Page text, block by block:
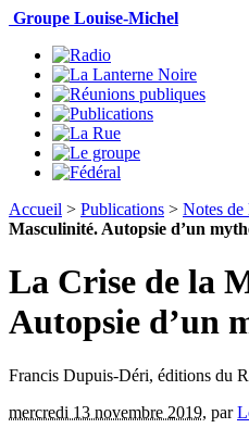
Groupe Louise-Michel
Accueil > Publications > Notes de
Masculinité. Autopsie d’un
La Crise de la
Autopsie d’un
Francis Dupuis-Déri, éditions du
mercredi 13 novembre 2019, par